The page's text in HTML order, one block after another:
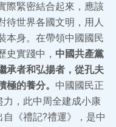
際緊密結合起來，應該
待世界各國文明，用人
本身。在帶領中國國民
史實踐中， 中國共產黨
承者和弘揚者，從孔夫
的養分。 中國國民正
力，此中周全建成小康
《禮記?禮運》，是中